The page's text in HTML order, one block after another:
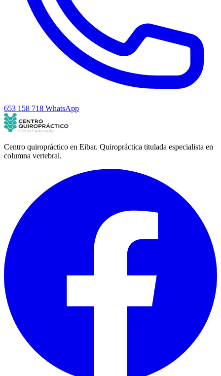
653 158 718 WhatsApp
Centro quiropráctico en Eibar. Quiropráctica titulada especialista en
columna vertebral.